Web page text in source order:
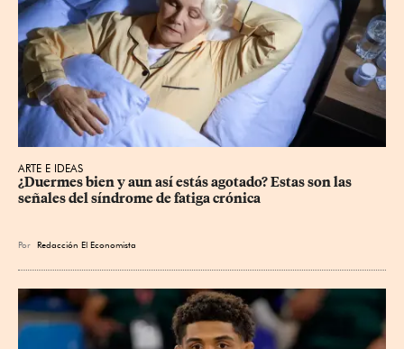
ARTE E IDEAS
¿Duermes bien y aun así estás agotado? Estas son las
señales del síndrome de fatiga crónica
Por Redacción El Economista